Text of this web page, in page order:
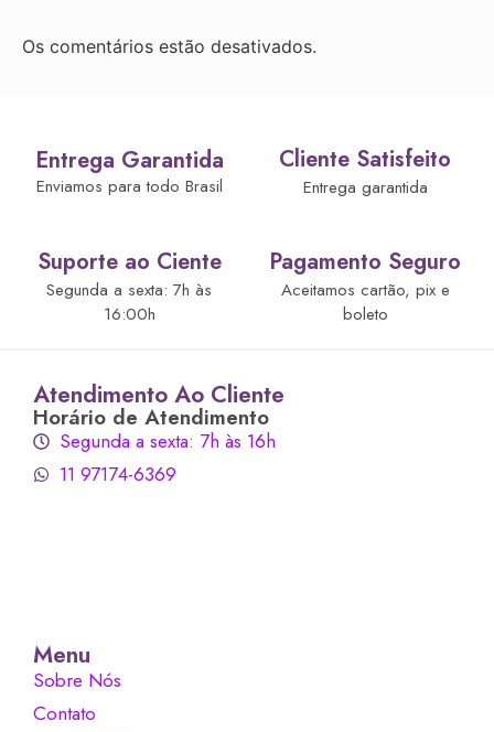
Os comentários estão desativados.
Entrega Garantida
Enviamos para todo Brasil
Cliente Satisfeito
Entrega garantida
Suporte ao Ciente
Segunda a sexta: 7h às
16:00h
Pagamento Seguro
Aceitamos cartão, pix e
boleto
Atendimento Ao Cliente
Horário de Atendimento
Segunda a sexta: 7h às 16h
11 97174-6369
Menu
Sobre Nós
Contato